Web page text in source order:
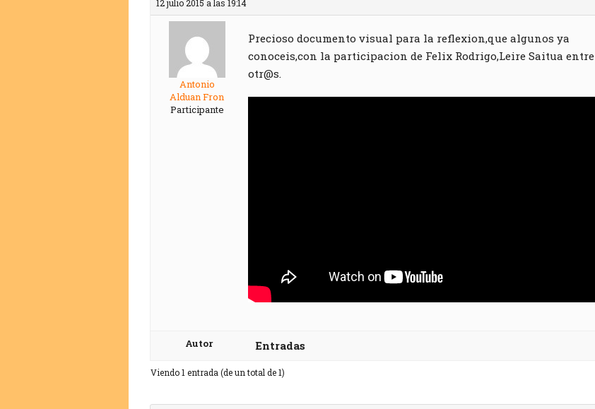
12 julio 2015 a las 19:14
Antonio
Alduan Fron
Participante
Precioso documento visual para la reflexion,que algunos ya
conoceis,con la participacion de Felix Rodrigo,Leire Saitua entre
otr@s.
Autor Entradas
Viendo 1 entrada (de un total de 1)